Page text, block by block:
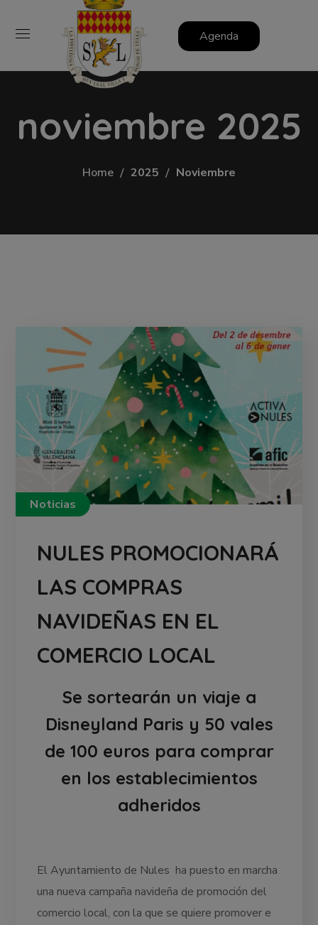
Agenda
noviembre 2025
Home 2025 Noviembre
Noticias
NULES PROMOCIONARÁ
LAS COMPRAS
NAVIDEÑAS EN EL
COMERCIO LOCAL
Se sortearán un viaje a
Disneyland Paris y 50 vales
de 100 euros para comprar
en los establecimientos
adheridos
El Ayuntamiento de Nules ha puesto en marcha
una nueva campaña navideña de promoción del
comercio local, con la que se quiere promover e